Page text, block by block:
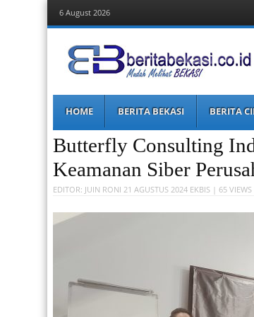
6 August 2026
Berita Bekasi
Mudah Melihat Bekasi
Menu
content
HOME BERITA BEKASI BERITA
Butterfly Consulting
Keamanan Siber
EDITOR: JUIN RONI 21 AGUSTUS 2024 EKBIS| 65 VIEWS